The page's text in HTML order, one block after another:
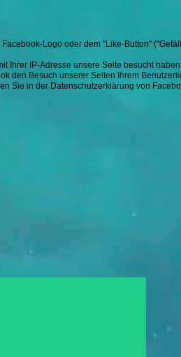
Logo oder dem "Like-Button"
Ihrer IP-Adresse unsere Seite besucht
den Besuch unserer Seiten Ihrem
Sie in der Datenschutzerklärung von